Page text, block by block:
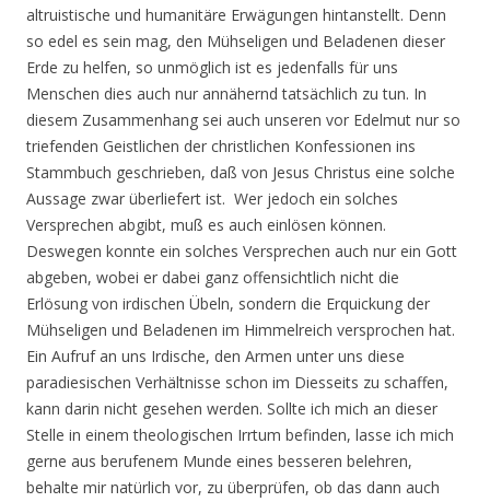
altruistische und humanitäre Erwägungen hintanstellt. Denn
so edel es sein mag, den Mühseligen und Beladenen dieser
Erde zu helfen, so unmöglich ist es jedenfalls für uns
Menschen dies auch nur annähernd tatsächlich zu tun. In
diesem Zusammenhang sei auch unseren vor Edelmut nur so
triefenden Geistlichen der christlichen Konfessionen ins
Stammbuch geschrieben, daß von Jesus Christus eine solche
Aussage zwar überliefert ist. Wer jedoch ein solches
Versprechen abgibt, muß es auch einlösen können.
Deswegen konnte ein solches Versprechen auch nur ein Gott
abgeben, wobei er dabei ganz offensichtlich nicht die
Erlösung von irdischen Übeln, sondern die Erquickung der
Mühseligen und Beladenen im Himmelreich versprochen hat.
Ein Aufruf an uns Irdische, den Armen unter uns diese
paradiesischen Verhältnisse schon im Diesseits zu schaffen,
kann darin nicht gesehen werden. Sollte ich mich an dieser
Stelle in einem theologischen Irrtum befinden, lasse ich mich
gerne aus berufenem Munde eines besseren belehren,
behalte mir natürlich vor, zu überprüfen, ob das dann auch